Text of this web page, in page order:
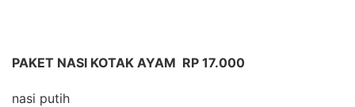
PAKET NASI KOTAK AYAM RP 17.000
nasi putih